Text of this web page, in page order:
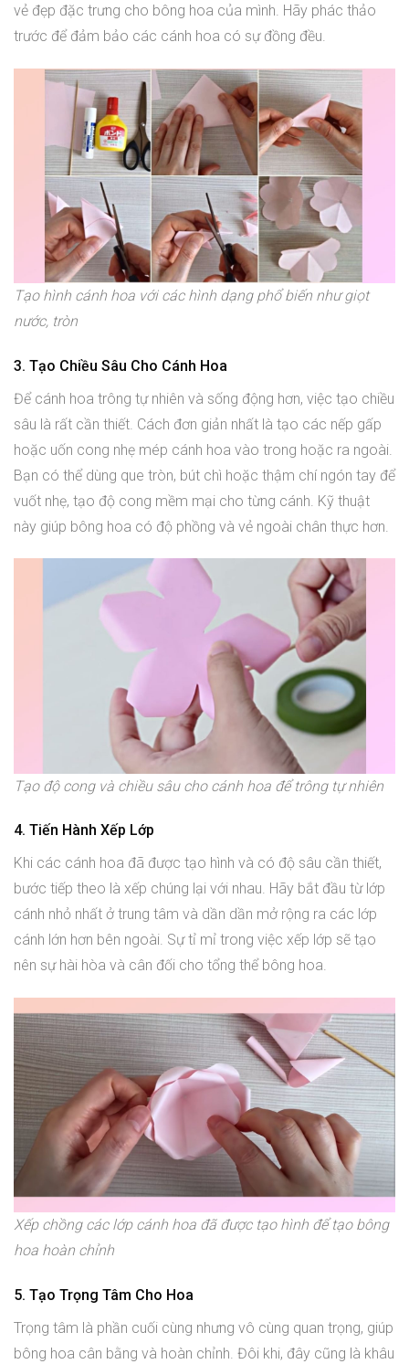
vẻ đẹp đặc trưng cho bông hoa của mình. Hãy phác thảo
trước để đảm bảo các cánh hoa có sự đồng đều.
Tạo hình cánh hoa với các hình dạng phổ biến như giọt
nước, tròn
3. Tạo Chiều Sâu Cho Cánh Hoa
Để cánh hoa trông tự nhiên và sống động hơn, việc tạo chiều
sâu là rất cần thiết. Cách đơn giản nhất là tạo các nếp gấp
hoặc uốn cong nhẹ mép cánh hoa vào trong hoặc ra ngoài.
Bạn có thể dùng que tròn, bút chì hoặc thậm chí ngón tay để
vuốt nhẹ, tạo độ cong mềm mại cho từng cánh. Kỹ thuật
này giúp bông hoa có độ phồng và vẻ ngoài chân thực hơn.
Tạo độ cong và chiều sâu cho cánh hoa để trông tự nhiên
4. Tiến Hành Xếp Lớp
Khi các cánh hoa đã được tạo hình và có độ sâu cần thiết,
bước tiếp theo là xếp chúng lại với nhau. Hãy bắt đầu từ lớp
cánh nhỏ nhất ở trung tâm và dần dần mở rộng ra các lớp
cánh lớn hơn bên ngoài. Sự tỉ mỉ trong việc xếp lớp sẽ tạo
nên sự hài hòa và cân đối cho tổng thể bông hoa.
Xếp chồng các lớp cánh hoa đã được tạo hình để tạo bông
hoa hoàn chỉnh
5. Tạo Trọng Tâm Cho Hoa
Trọng tâm là phần cuối cùng nhưng vô cùng quan trọng, giúp
bông hoa cân bằng và hoàn chỉnh. Đôi khi, đây cũng là khâu